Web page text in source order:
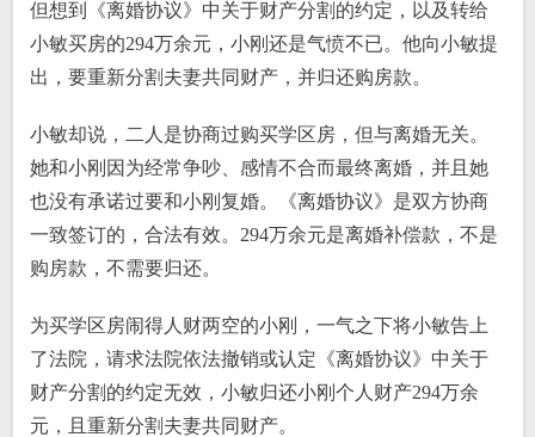
但想到《离婚协议》中关于财产分割的约定，以及转给
小敏买房的294万余元，小刚还是气愤不已。他向小敏提
出，要重新分割夫妻共同财产，并归还购房款。
小敏却说，二人是协商过购买学区房，但与离婚无关。
她和小刚因为经常争吵、感情不合而最终离婚，并且她
也没有承诺过要和小刚复婚。《离婚协议》是双方协商
一致签订的，合法有效。294万余元是离婚补偿款，不是
购房款，不需要归还。
为买学区房闹得人财两空的小刚，一气之下将小敏告上
了法院，请求法院依法撤销或认定《离婚协议》中关于
财产分割的约定无效，小敏归还小刚个人财产294万余
元，且重新分割夫妻共同财产。